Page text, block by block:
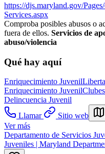
https://djs.maryland.gov/
Services.aspx
Comproba posibles abusos o
fuera de ellos. Servicios de
abuso/violencia
Qué hay aquí
Enriquecimiento Juvenil
Enriquecimiento Juvenil
Delincuencia Juvenil
Llamar
Sitio web
Ver más
Departamento de Servicios
Juveniles | Maryland